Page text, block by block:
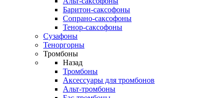
Баритон-саксофоны
Сопрано-саксофоны
Тенор-саксофоны
Сузафоны
Теноргорны
Тромбоны
Назад
Тромбоны
Аксессуары для тромбонов
Альт-тромбоны